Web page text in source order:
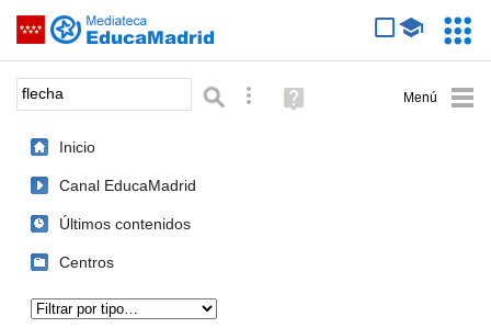
Saltar navegación
Palabra o frase: Búsqueda avanzada
Ayuda
(en
Inicio
Canal EducaMadrid
Últimos contenidos
Centros